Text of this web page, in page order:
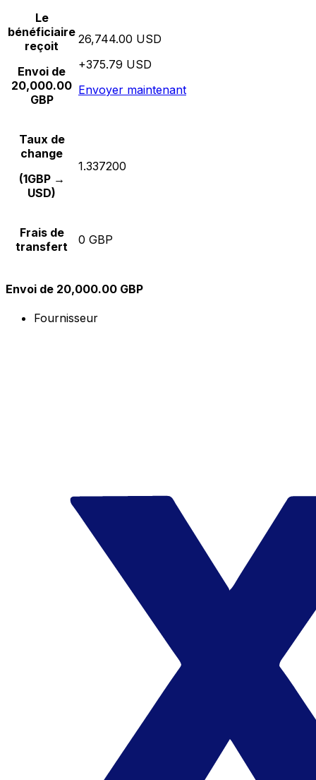
Le
bénéficiaire
reçoit
Envoi de
20,000.00
GBP
26,744.00 USD
+375.79 USD
Envoyer maintenant
Taux de
change
(1GBP →
USD)
1.337200
Frais de
transfert
0 GBP
Envoi de 20,000.00 GBP
Fournisseur